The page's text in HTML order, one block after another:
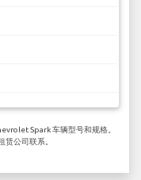
Spark 车辆型号和规格。
赁公司联系。